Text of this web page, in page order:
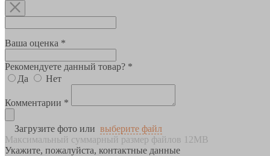
Ваша оценка *
Рекомендуете данный товар? *
Да
Нет
Комментарии *
Загрузите фото или выберите файл
Максимальный суммарный размер файлов 12MB
Укажите, пожалуйста, контактные данные